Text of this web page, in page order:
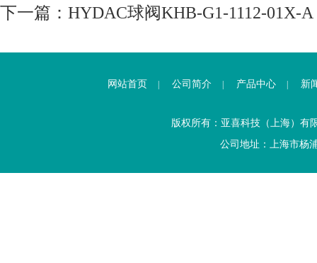
下一篇： HYDAC球阀KHB-G1-1112-01X-A
网站首页 公司简介 产品中心 新
版权所有：亚喜科技（上海）
公司地址：上海市杨